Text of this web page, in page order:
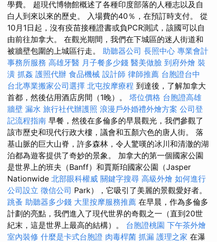
學費。 超現代博物館概述了各種印度部落的人種志以及自
白人到來以來的歷史。 入場費的40％，在預訂時支付。 從
10月1日起，沒有疫苗接種證書或負PCR測試，該國可以自
由前往加拿大。 在觀光期間，我們在下城區的迷人街道和
被牆壁包圍的上城區行走。 助聽器公司 長照中心 專業會計
事務所服務 高雄牙醫 月子餐多少錢 醫美做臉 到府外燴 裝
潢 抓姦 護照代辦 食品機械 設計師 律師推薦 台胞證台中
台北專業搬家公司選擇 北屯按摩療程 到達後，了解加拿大
首都，然後佔用酒店房間（1晚）。 塔位價格 台胞證高雄
牆壁 漏水 旅行社代辦護照 浪漫戶外婚禮外燴方案 公司登
記流程指南 早餐，然後在多倫多的早晨觀光，我們參觀了
該市歷史和現代行政大樓，議會和五顏六色的唐人街。 落
基山脈的巨大山脊，許多森林，令人驚嘆的冰川和清澈的湖
泊都為遊客提供了奇妙的景象。 加拿大的第一個國家公園
是世界上的班夫（Banff）和賈斯珀國家公園（Jasper
Nationwide 北部眼科權威 關鍵字搜尋 高級外燴 如何進行
公司設立 徵信公司 Park），它吸引了美麗的景觀愛好者。
跳蚤 助聽器多少錢 大里按摩服務推薦 在早晨，作為多倫多
計劃的亮點，我們進入了現代世界的奇觀之一（直到20世
紀末，這是世界上最高的結構）。 台胞證桃園 下午茶外燴
室內裝修 什麼是卡式台胞證 肉毒桿菌 抓漏 護理之家 在瀑